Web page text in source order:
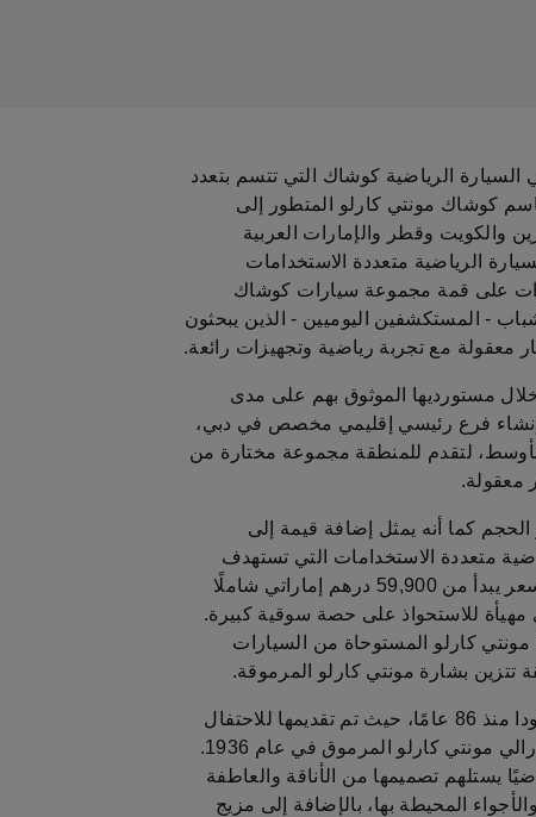
الرياضية كوشاك التي تتسم بتعدد
كوشاك مونتي كارلو المتطور إلى
والكويت وقطر والإمارات العربية
وستتربع هذه السيارة الرياضية متعددة الاستخدامات
على قمة مجموعة سيارات كوشاك
- المستكشفين اليوميين - الذين يبحثون
معقولة مع تجربة رياضية وتجهيزات رائعة.
مستورديها الموثوق بهم على مدى
فرع رئيسي إقليمي مخصص في دبي،
لتقدم للمنطقة مجموعة مختارة من
معقولة.
كما أنه يمثل إضافة قيمة إلى
متعددة الاستخدامات التي تستهدف
العملاء الذين يبحثون عن القيمة والعملية. وبسعر يبدأ من 59,900 درهم إماراتي شاملًا
للاستحواذ على حصة سوقية كبيرة.
كارلو المستوحاة من السيارات
تتزين بشارة مونتي كارلو المرموقة.
ظهرت تسمية مونتي كارلو على سيارات شكودا منذ 86 عامًا، حيث تم تقديمها للاحتفال
بنجاح الشركة وشغفها برياضة السيارات منذ رالي مونتي كارلو المرموق في عام 1936.
يستلهم تصميمها من الأناقة والعاطفة
المحيطة بها، بالإضافة إلى مزيج